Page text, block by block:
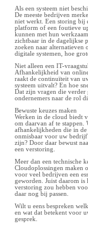
Als een systeem niet
De meeste bedrijven
niet werkt. Een storing bij
platform of een foutieve
kunnen met hun
zichtbaar in de dagelijkse
zoeken naar alternatieven
digitale systemen, hoe
Niet alleen een IT-
Afhankelijkheid van
raakt de continuïteit van
systeem uitvalt? En hoe
Dat zijn vragen die verder
ondernemers naar de rol
Bewuste keuzes maken
Werken in de cloud biedt
om daarvan af te stappen.
afhankelijkheden die in
onmisbaar voor uw
zijn? Door daar bewust
een verstoring.
Meer dan een technische
Cloudoplossingen maken
voor veel bedrijven een
geworden. Juist daarom
verstoring zou hebben
daar nog bij passen.
Wilt u eens bespreken
en wat dat betekent voor
gesprek.